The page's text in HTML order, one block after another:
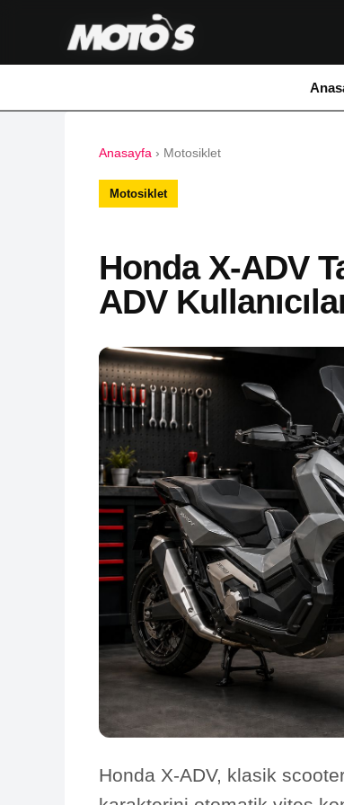
Anasayfa › Motosiklet
Motosiklet
Honda X-ADV
ADV
Honda X-ADV, klasik